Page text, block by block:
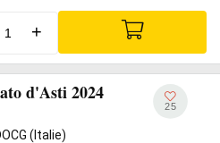
+
d'Asti 2024
(Italie)
25